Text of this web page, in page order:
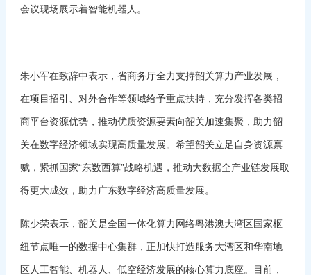
会议现场展示着智能机器人。
朱小军在致辞中表示，省商务厅全力支持韶关算力产业发展，
在项目招引、对外合作等领域给予重点扶持，充分发挥各类招
商平台资源优势，推动优质资源要素向韶关加速集聚，助力韶
关在数字经济领域实现高质量发展。希望韶关立足自身资源禀
赋，紧抓国家“东数西算”战略机遇，推动大数据全产业链发展取
得更大成效，助力广东数字经济高质量发展。
陈少荣表示，韶关是全国一体化算力网络粤港澳大湾区国家枢
纽节点唯一的数据中心集群，正加快打造服务大湾区和华南地
区人工智能、机器人、低空经济发展的核心算力底座。目前，